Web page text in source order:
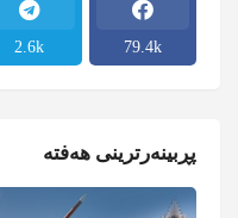
79.4k
2.6k
پڕبینەرترینی هەفتە